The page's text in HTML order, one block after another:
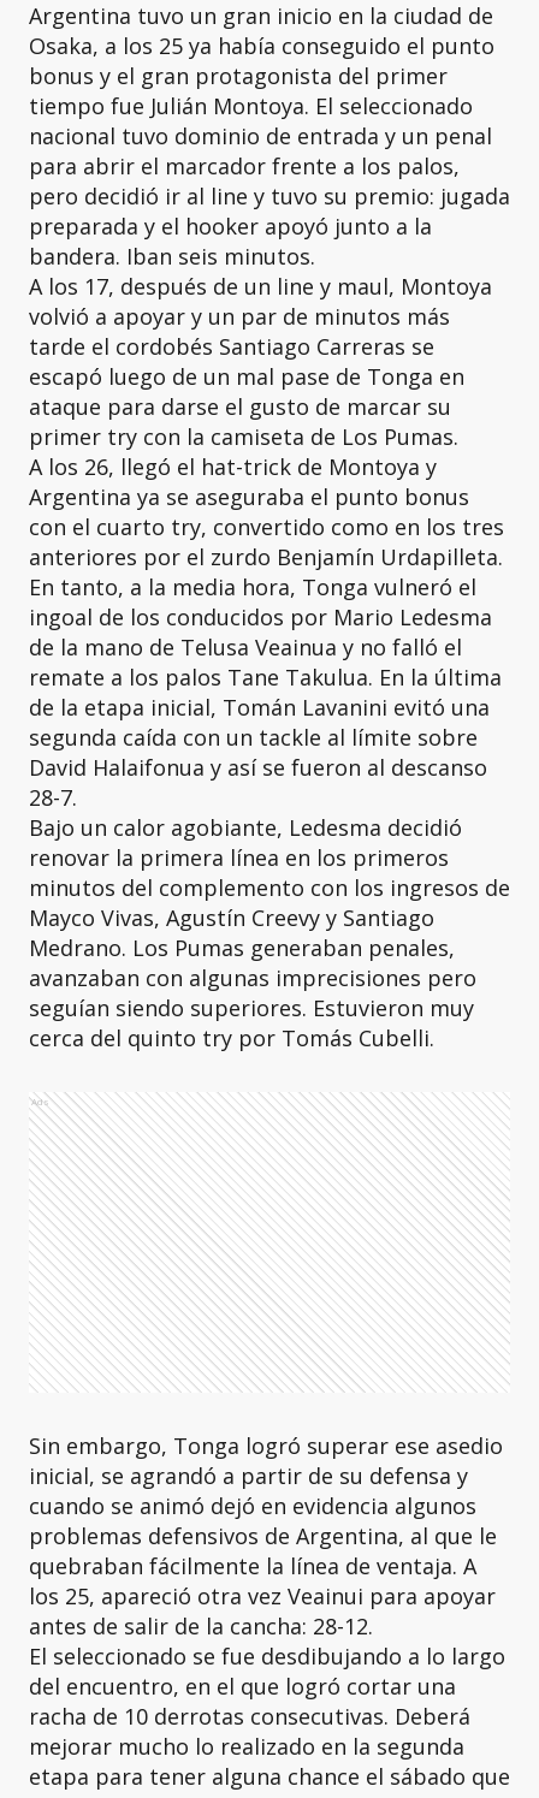
Argentina tuvo un gran inicio en la ciudad de
Osaka, a los 25 ya había conseguido el punto
bonus y el gran protagonista del primer
tiempo fue Julián Montoya. El seleccionado
nacional tuvo dominio de entrada y un penal
para abrir el marcador frente a los palos,
pero decidió ir al line y tuvo su premio: jugada
preparada y el hooker apoyó junto a la
bandera. Iban seis minutos.
A los 17, después de un line y maul, Montoya
volvió a apoyar y un par de minutos más
tarde el cordobés Santiago Carreras se
escapó luego de un mal pase de Tonga en
ataque para darse el gusto de marcar su
primer try con la camiseta de Los Pumas.
A los 26, llegó el hat-trick de Montoya y
Argentina ya se aseguraba el punto bonus
con el cuarto try, convertido como en los tres
anteriores por el zurdo Benjamín Urdapilleta.
En tanto, a la media hora, Tonga vulneró el
ingoal de los conducidos por Mario Ledesma
de la mano de Telusa Veainua y no falló el
remate a los palos Tane Takulua. En la última
de la etapa inicial, Tomán Lavanini evitó una
segunda caída con un tackle al límite sobre
David Halaifonua y así se fueron al descanso
28-7.
Bajo un calor agobiante, Ledesma decidió
renovar la primera línea en los primeros
minutos del complemento con los ingresos de
Mayco Vivas, Agustín Creevy y Santiago
Medrano. Los Pumas generaban penales,
avanzaban con algunas imprecisiones pero
seguían siendo superiores. Estuvieron muy
cerca del quinto try por Tomás Cubelli.
Ads
Sin embargo, Tonga logró superar ese asedio
inicial, se agrandó a partir de su defensa y
cuando se animó dejó en evidencia algunos
problemas defensivos de Argentina, al que le
quebraban fácilmente la línea de ventaja. A
los 25, apareció otra vez Veainui para apoyar
antes de salir de la cancha: 28-12.
El seleccionado se fue desdibujando a lo largo
del encuentro, en el que logró cortar una
racha de 10 derrotas consecutivas. Deberá
mejorar mucho lo realizado en la segunda
etapa para tener alguna chance el sábado que